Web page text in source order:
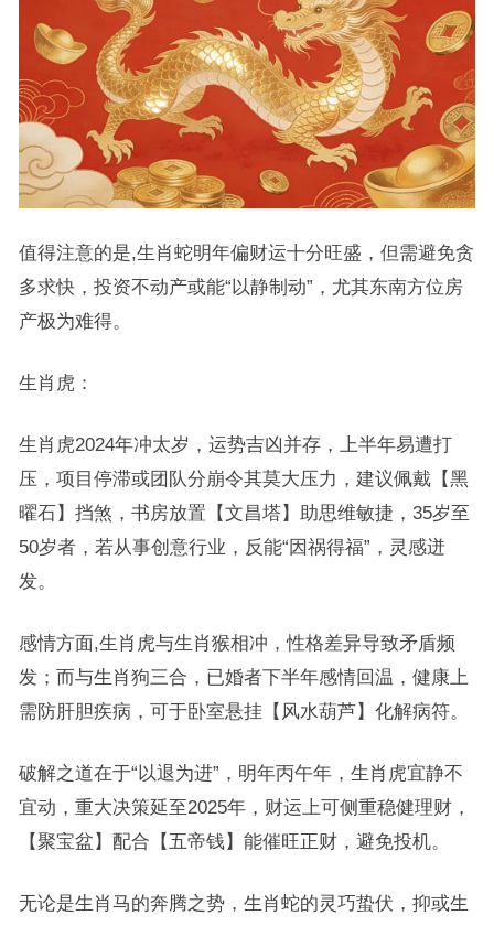
值得注意的是,生肖蛇明年偏财运十分旺盛，但需避免贪
多求快，投资不动产或能“以静制动”，尤其东南方位房
产极为难得。
生肖虎：
生肖虎2024年冲太岁，运势吉凶并存，上半年易遭打
压，项目停滞或团队分崩令其莫大压力，建议佩戴【黑
曜石】挡煞，书房放置【文昌塔】助思维敏捷，35岁至
50岁者，若从事创意行业，反能“因祸得福”，灵感迸
发。
感情方面,生肖虎与生肖猴相冲，性格差异导致矛盾频
发；而与生肖狗三合，已婚者下半年感情回温，健康上
需防肝胆疾病，可于卧室悬挂【风水葫芦】化解病符。
破解之道在于“以退为进”，明年丙午年，生肖虎宜静不
宜动，重大决策延至2025年，财运上可侧重稳健理财，
【聚宝盆】配合【五帝钱】能催旺正财，避免投机。
无论是生肖马的奔腾之势，生肖蛇的灵巧蛰伏，抑或生